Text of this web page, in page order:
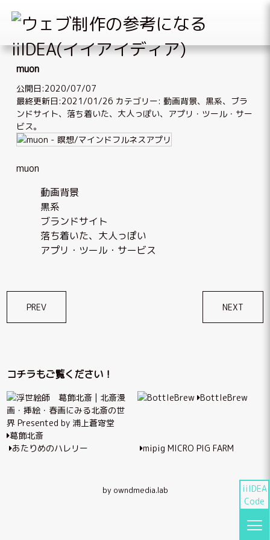
Skip
content
iiIDEA
Code
muon
公開日:2020/07/07
最終更新日:2021/01/26 カテゴリー: 動画背景、 黒系、 ブラ
ンドサイト、 落ち着いた、大人っぽい、 アプリ・ツール・サー
ビス。
muon
動画背景
黒系
ブランドサイト
落ち着いた、大人っぽい
アプリ・ツール・サービス
稿
ゲ
ー
シ
ョ
PREV NEXT
コチラもご覧ください！
葛飾北斎
BottleBrew
あたりめのハレリー mipig MICRO PIG FARM
by owndmedia.lab